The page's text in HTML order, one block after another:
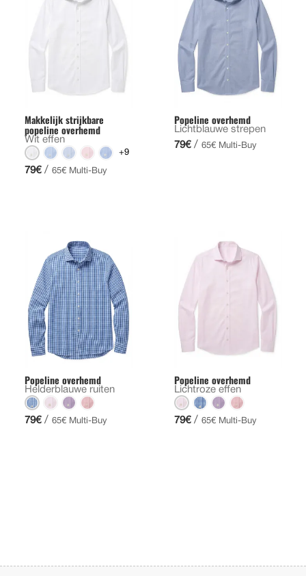
Makkelijk strijkbare
popeline overhemd
Wit effen
+9
79€ / 65€ Multi-Buy
Popeline overhemd
Lichtblauwe strepen
79€ / 65€ Multi-Buy
Popeline overhemd
Helderblauwe ruiten
79€ / 65€ Multi-Buy
Popeline overhemd
Lichtroze effen
79€ / 65€ Multi-Buy